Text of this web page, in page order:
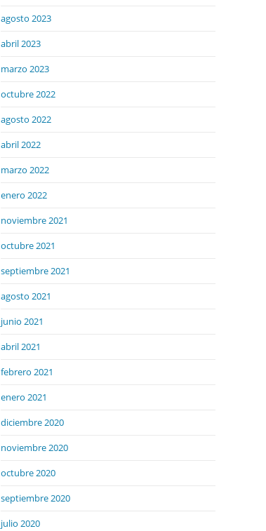
agosto 2023
abril 2023
marzo 2023
octubre 2022
agosto 2022
abril 2022
marzo 2022
enero 2022
noviembre 2021
octubre 2021
septiembre 2021
agosto 2021
junio 2021
abril 2021
febrero 2021
enero 2021
diciembre 2020
noviembre 2020
octubre 2020
septiembre 2020
julio 2020